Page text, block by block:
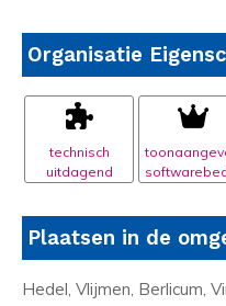
Organisatie
technisch
uitdagend
Plaatsen in de
Hedel, Vlijmen, Berlicum,